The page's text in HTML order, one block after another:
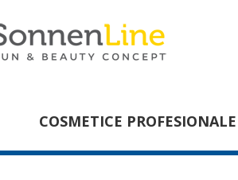
COSMETICE PROFESIONALE